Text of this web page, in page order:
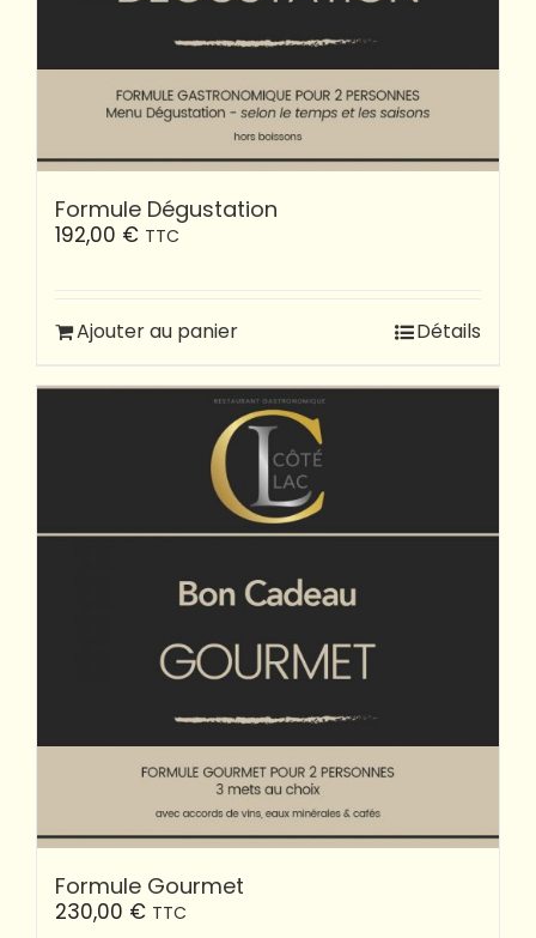
Formule Dégustation
192,00 € TTC
Ajouter au panier Détails
Formule Gourmet
230,00 € TTC